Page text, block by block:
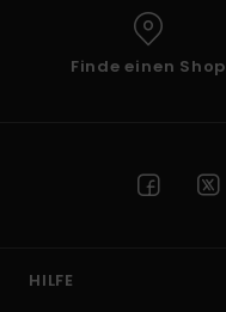
Finde einen Shop
HILFE